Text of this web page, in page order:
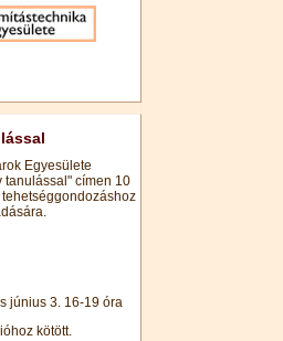
Egyesülete
tanulással" címen 10
június 3. 16-19 óra
kötött.